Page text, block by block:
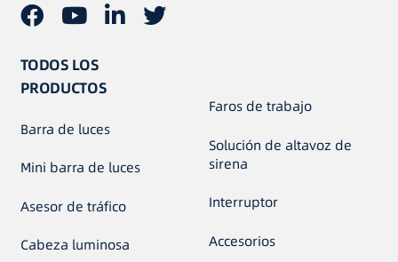
TODOS LOS
PRODUCTOS
Barra de luces
Mini barra de luces
Asesor de tráfico
Cabeza luminosa
Faros de trabajo
Solución de altavoz de
sirena
Interruptor
Accesorios